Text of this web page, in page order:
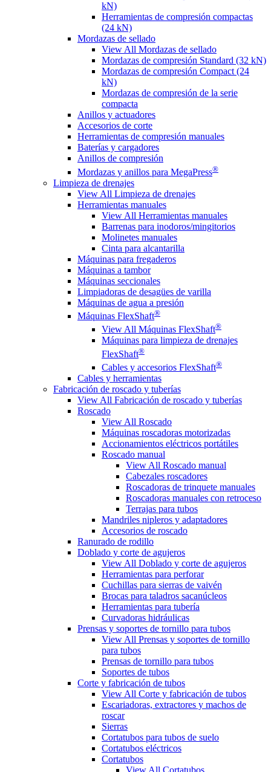
kN)
Herramientas de compresión compactas
(24 kN)
Mordazas de sellado
View All Mordazas de sellado
Mordazas de compresión Standard (32 kN)
Mordazas de compresión Compact (24
kN)
Mordazas de compresión de la serie
compacta
Anillos y actuadores
Accesorios de corte
Herramientas de compresión manuales
Baterías y cargadores
Anillos de compresión
Mordazas y anillos para MegaPress®
Limpieza de drenajes
View All Limpieza de drenajes
Herramientas manuales
View All Herramientas manuales
Barrenas para inodoros/mingitorios
Molinetes manuales
Cinta para alcantarilla
Máquinas para fregaderos
Máquinas a tambor
Máquinas seccionales
Limpiadoras de desagües de varilla
Máquinas de agua a presión
Máquinas FlexShaft®
View All Máquinas FlexShaft®
Máquinas para limpieza de drenajes
FlexShaft®
Cables y accesorios FlexShaft®
Cables y herramientas
Fabricación de roscado y tuberías
View All Fabricación de roscado y tuberías
Roscado
View All Roscado
Máquinas roscadoras motorizadas
Accionamientos eléctricos portátiles
Roscado manual
View All Roscado manual
Cabezales roscadores
Roscadoras de trinquete manuales
Roscadoras manuales con retroceso
Terrajas para tubos
Mandriles nipleros y adaptadores
Accesorios de roscado
Ranurado de rodillo
Doblado y corte de agujeros
View All Doblado y corte de agujeros
Herramientas para perforar
Cuchillas para sierras de vaivén
Brocas para taladros sacanúcleos
Herramientas para tubería
Curvadoras hidráulicas
Prensas y soportes de tornillo para tubos
View All Prensas y soportes de tornillo
para tubos
Prensas de tornillo para tubos
Soportes de tubos
Corte y fabricación de tubos
View All Corte y fabricación de tubos
Escariadoras, extractores y machos de
roscar
Sierras
Cortatubos para tubos de suelo
Cortatubos eléctricos
Cortatubos
View All Cortatubos